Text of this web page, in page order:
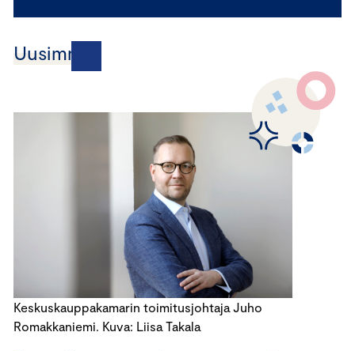
Uusimmat
Keskuskauppakamarin toimitusjohtaja Juho
Romakkaniemi. Kuva: Liisa Takala